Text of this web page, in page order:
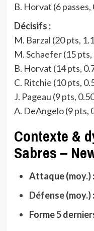
B. Horvat (6
Décisifs :
M. Barzal (20 pts,
M. Schaefer (15
B. Horvat (14 pts,
C. Ritchie (10 pts,
J. Pageau (9 pts,
A. DeAngelo (9 pts,
Contexte &
Sabres –
Attaque (moy.) :
Défense (moy.) :
Forme 5